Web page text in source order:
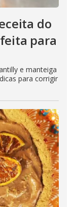
do
para
e manteiga
para corrigir